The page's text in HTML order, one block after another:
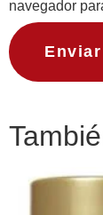
navegador